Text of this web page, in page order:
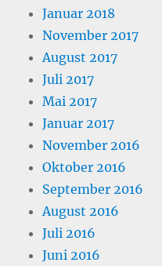
Januar 2018
November 2017
August 2017
Juli 2017
Mai 2017
Januar 2017
November 2016
Oktober 2016
September 2016
August 2016
Juli 2016
Juni 2016